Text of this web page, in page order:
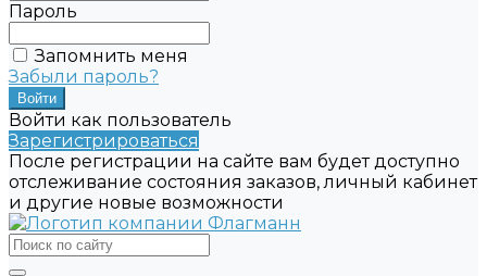
Пароль
Запомнить меня
Забыли пароль?
Войти как пользователь
Зарегистрироваться
После регистрации на сайте вам будет доступно
отслеживание состояния заказов, личный кабинет
и другие новые возможности